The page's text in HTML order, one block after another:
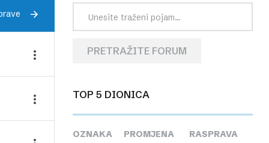
PRETRAŽITE FORUM
TOP 5 DIONICA
OZNAKA PROMJENA RASPRAVA